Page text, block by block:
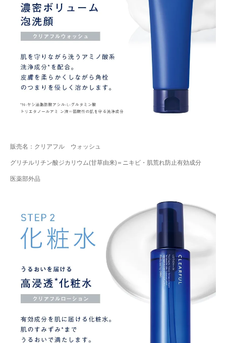
販売名：クリアフル ウォッシュ
グリチルリチン酸ジカリウム(甘草由来)＝ニキビ・肌荒れ防止有効成分
医薬部外品